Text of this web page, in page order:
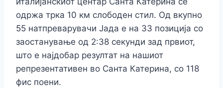
одржа трка 10 км слободен стил. Од вкупно
55 натпреварувачи Јада е на 33 позиција со
заостанување од 2:38 секунди зад првиот,
што е најдобар резултат на нашиот
репрезентативен во Санта Катерина, со 118
фис поени.